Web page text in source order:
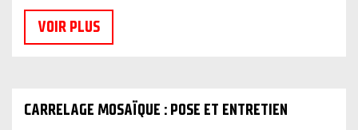
VOIR PLUS
CARRELAGE MOSAÏQUE : POSE ET ENTRETIEN